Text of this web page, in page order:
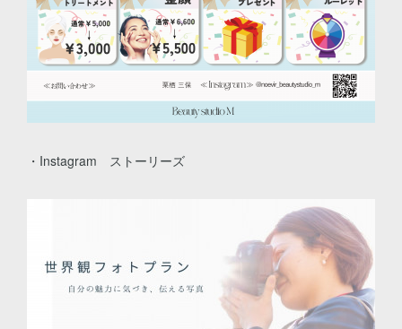
・Instagram ストーリーズ